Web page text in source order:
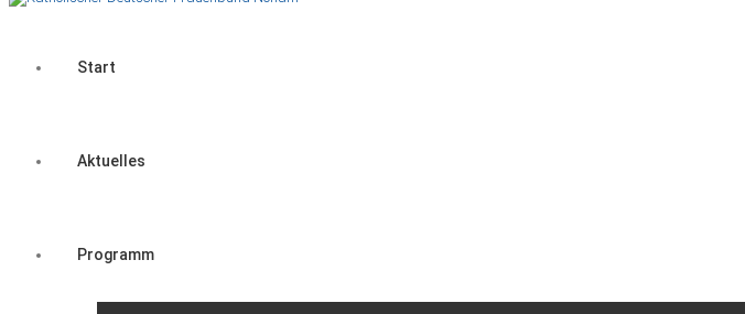
Start
Aktuelles
Programm